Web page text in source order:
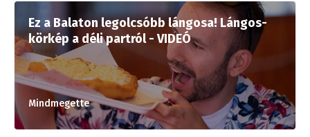
Ez a Balaton legolcsóbb lángosa! Lángos-
körkép a déli partról - VIDEÓ
Mindmegette